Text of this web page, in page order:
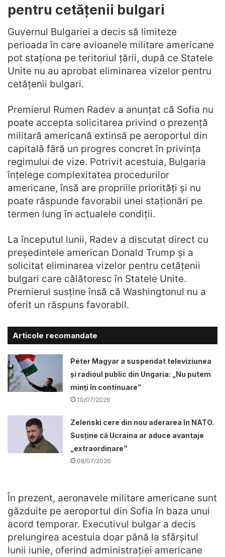
pentru cetățenii bulgari
Guvernul Bulgariei a decis să limiteze
perioada în care avioanele militare americane
pot staționa pe teritoriul țării, după ce Statele
Unite nu au aprobat eliminarea vizelor pentru
cetățenii bulgari.
Premierul Rumen Radev a anunțat că Sofia nu
poate accepta solicitarea privind o prezență
militară americană extinsă pe aeroportul din
capitală fără un progres concret în privința
regimului de vize. Potrivit acestuia, Bulgaria
înțelege complexitatea procedurilor
americane, însă are propriile priorități și nu
poate răspunde favorabil unei staționări pe
termen lung în actualele condiții.
La începutul lunii, Radev a discutat direct cu
președintele american Donald Trump și a
solicitat eliminarea vizelor pentru cetățenii
bulgari care călătoresc în Statele Unite.
Premierul susține însă că Washingtonul nu a
oferit un răspuns favorabil.
Articole recomandate
Péter Magyar a suspendat televiziunea
și radioul public din Ungaria: „Nu putem
minți în continuare”
10/07/2026
Zelenski cere din nou aderarea în NATO.
Susține că Ucraina ar aduce avantaje
„extraordinare”
08/07/2026
În prezent, aeronavele militare americane sunt
găzduite pe aeroportul din Sofia în baza unui
acord temporar. Executivul bulgar a decis
prelungirea acestuia doar până la sfârșitul
lunii iunie, oferind administrației americane